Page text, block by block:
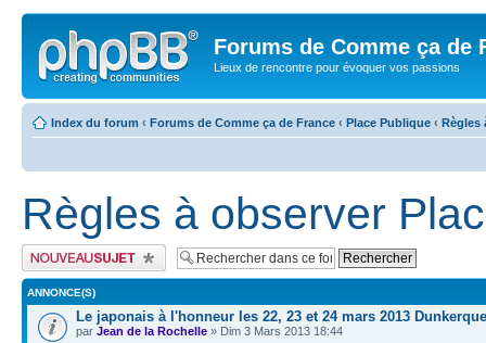
Forums de Comme ça de
Lieux de rencontre pour évoquer vos passions
Index du forum ‹ Forums de Comme ça de France ‹ Place Publique ‹ Règles
Règles à observer
Publier un nouveau sujet
ANNONCE(S)
Le japonais à l'honneur les 22, 23 et 24 mars 2013 Dunkerque
par Jean de la Rochelle » Dim 3 Mars 2013 18:44